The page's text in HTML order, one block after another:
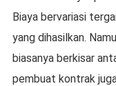
Biaya bervariasi
yang dihasilkan.
biasanya berkisar
pembuat kontrak